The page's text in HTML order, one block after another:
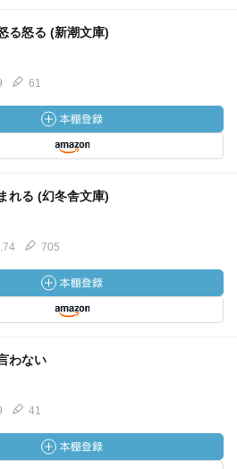
る怒る (新潮文庫)
61
れる (幻冬舎文庫)
705
わない
41